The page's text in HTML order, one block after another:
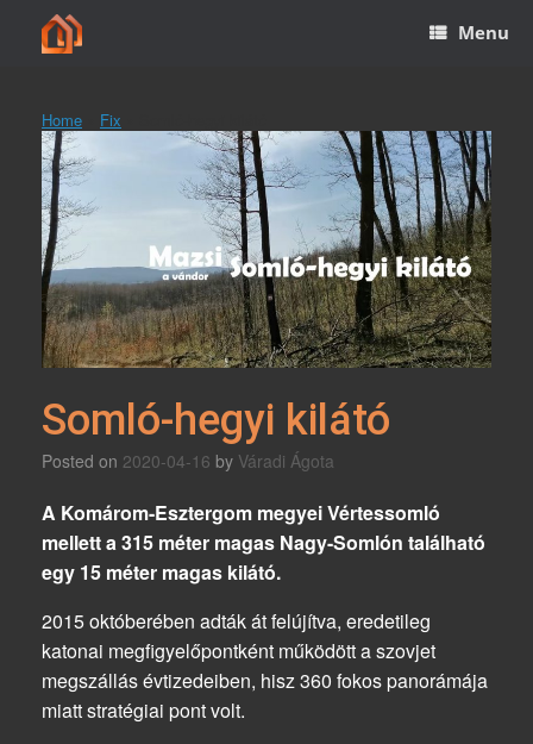
content
Menu
Home Fix
Somló-hegyi kilátó
Posted on 2020-04-16 by Váradi Ágota
A Komárom-Esztergom megyei Vértessomló
mellett a 315 méter magas Nagy-Somlón található
egy 15 méter magas kilátó.
2015 októberében adták át felújítva, eredetileg
katonai megfigyelőpontként működött a szovjet
megszállás évtizedeiben, hisz 360 fokos panorámája
miatt stratégiai pont volt.